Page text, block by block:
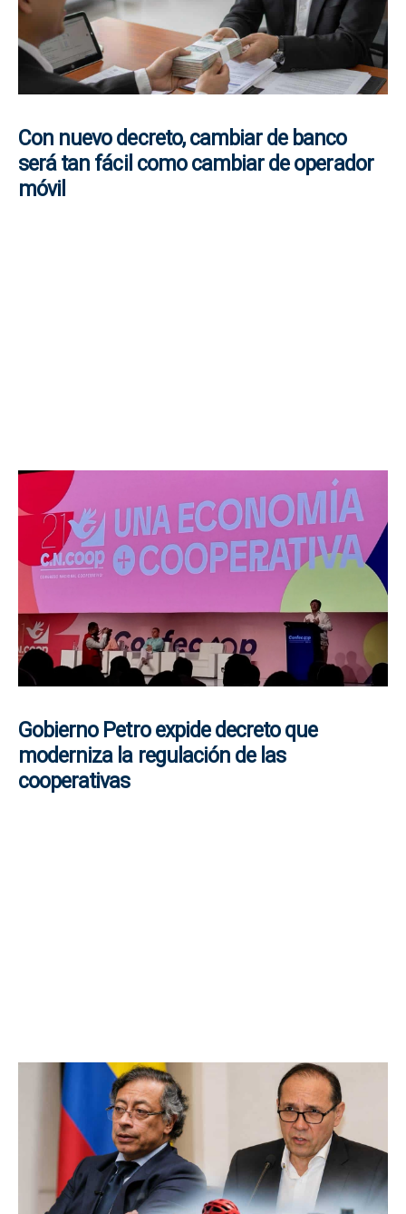
Con nuevo decreto, cambiar de banco
será tan fácil como cambiar de operador
móvil
Gobierno Petro expide decreto que
moderniza la regulación de las
cooperativas